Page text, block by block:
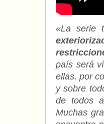
«La serie
país será
ellas, por
y sobre
de todos
Muchas